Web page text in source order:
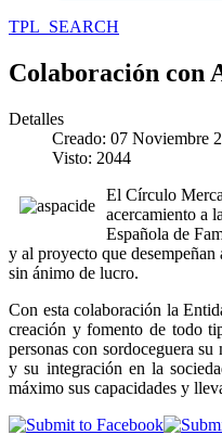
TPL_SEARCH
Colaboración con
Detalles
Creado: 07 Noviembre
Visto: 2044
El Círculo
acercamiento a
Española de
y al proyecto que desempeñan
sin ánimo de lucro.
Con esta colaboración la
creación y fomento de todo
personas con sordoceguera
y su integración en la
máximo sus capacidades y